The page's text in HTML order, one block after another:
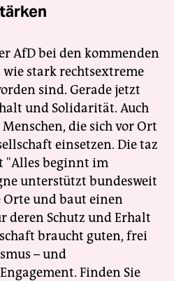
AfD bei den kommenden
stark rechtsextreme
sind. Gerade jetzt
und Solidarität. Auch
die sich vor Ort
einsetzen. Die taz
"Alles beginnt im
unterstützt bundesweit
und baut einen
deren Schutz und Erhalt
braucht guten, frei
– und
Finden Sie